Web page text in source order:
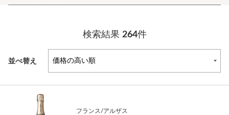
検索結果 264件
並べ替え
フランス/アルザス